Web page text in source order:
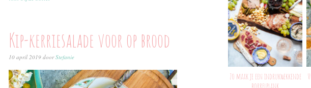
Kip-kerriesalade voor op brood
10 april 2019doorStefanie
Zo maak je een indrukwekkende